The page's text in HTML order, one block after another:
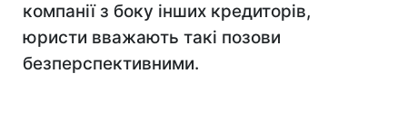
компанії з боку інших кредиторів,
юристи вважають такі позови
безперспективними.